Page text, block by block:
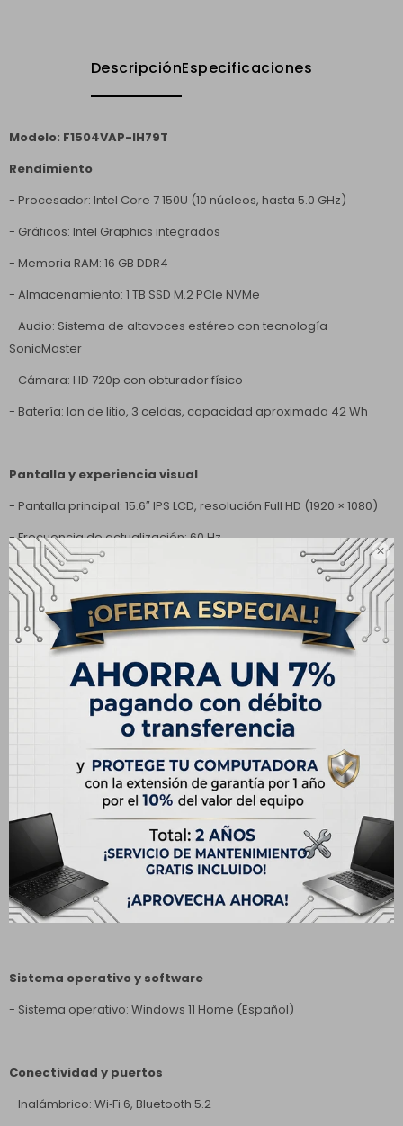

DescripciónEspecificaciones
Modelo: F1504VAP-IH79T
Rendimiento
- Procesador: Intel Core 7 150U (10 núcleos, hasta 5.0 GHz)
- Gráficos: Intel Graphics integrados
- Memoria RAM: 16 GB DDR4
- Almacenamiento: 1 TB SSD M.2 PCIe NVMe
- Audio: Sistema de altavoces estéreo con tecnología
SonicMaster
- Cámara: HD 720p con obturador físico
- Batería: Ion de litio, 3 celdas, capacidad aproximada 42 Wh
Pantalla y experiencia visual
- Pantalla principal: 15.6″ IPS LCD, resolución Full HD (1920 × 1080)
- Frecuencia de actualización: 60 Hz
- Brillo: hasta 250 nits
- Cobertura de color: NTSC 45%
- Formato: 16:9
- Certificación: TÜV Rheinland (baja emisión de luz azul)
Diseño y dimensiones
- Color: Cool Silver
- Material: Plástico reforzado
- Teclado: Chiclet de tamaño completo con teclado numérico
- Touchpad: Multitáctil de precisión con soporte para gestos
- Dimensiones: 359.7 × 232.5 × 17.9 mm
- Peso: 1.7 kg aprox.
Sistema operativo y software
- Sistema operativo: Windows 11 Home (Español)
Conectividad y puertos
- Inalámbrico: Wi‑Fi 6, Bluetooth 5.2